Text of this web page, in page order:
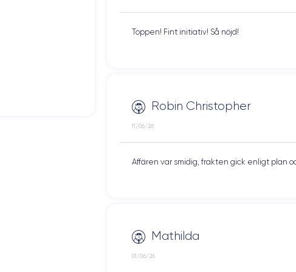
Toppen! Fint initiativ! Så nöjd!
Robin Christopher
11/06/26
Affären var smidig, frakten gick enligt plan
Mathilda
01/06/26